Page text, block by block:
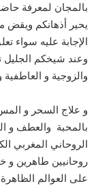
بالمجان لمعرفة
يحير أذهانكم
الإجابة عليه سواء
وعند شيخكم الجليل
والزوجية و
و علاج السحر و
بالمحبة والعطف و
الروحاني المغربي
روحانيين طاهرين و
على العوالم